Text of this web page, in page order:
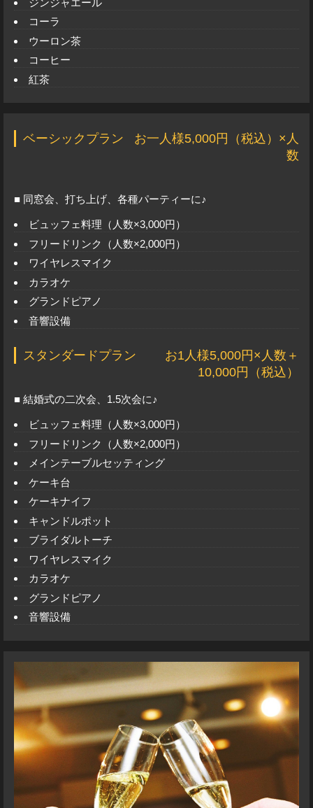
コーラ
ウーロン茶
コーヒー
紅茶
ベーシックプラン
お一人様5,000円（税込）×人
数
■ 同窓会、打ち上げ、各種パーティーに♪
ビュッフェ料理（人数×3,000円）
フリードリンク（人数×2,000円）
ワイヤレスマイク
カラオケ
グランドピアノ
音響設備
スタンダードプラン
お1人様5,000円×人数＋
10,000円（税込）
■ 結婚式の二次会、1.5次会に♪
ビュッフェ料理（人数×3,000円）
フリードリンク（人数×2,000円）
メインテーブルセッティング
ケーキ台
ケーキナイフ
キャンドルポット
ブライダルトーチ
ワイヤレスマイク
カラオケ
グランドピアノ
音響設備